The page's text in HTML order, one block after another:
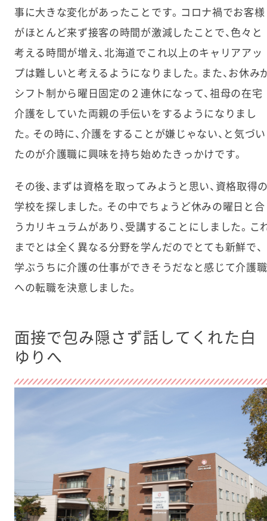
事に大きな変化があったことです。コロナ禍でお客様
がほとんど来ず接客の時間が激減したことで、色々と
考える時間が増え、北海道でこれ以上のキャリアアッ
プは難しいと考えるようになりました。また、お休み
シフト制から曜日固定の２連休になって、祖母の在宅
介護をしていた両親の手伝いをするようになりまし
た。その時に、介護をすることが嫌じゃない、と気づい
たのが介護職に興味を持ち始めたきっかけです。
その後、まずは資格を取ってみようと思い、資格取得
学校を探しました。その中でちょうど休みの曜日と合
うカリキュラムがあり、受講することにしました。こ
までとは全く異なる分野を学んだのでとても新鮮で、
学ぶうちに介護の仕事ができそうだなと感じて介護職
への転職を決意しました。
面接で包み隠さず話してくれた白
ゆりへ